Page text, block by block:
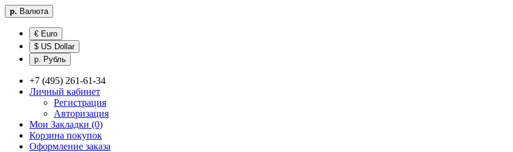
р. Валюта
€ Euro
$ US Dollar
р. Рубль
+7 (495) 261-61-34
Личный кабинет
Регистрация
Авторизация
Мои Закладки (0)
Корзина покупок
Оформление заказа